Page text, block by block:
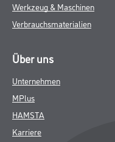
Werkzeug & Maschinen
Verbrauchsmaterialien
Über uns
Unternehmen
MPlus
HAMSTA
Karriere